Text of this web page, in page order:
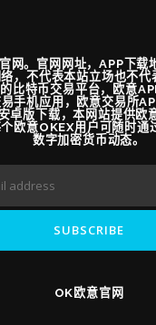
网。官网网址，APP下载
，不代表本站立场也不代
比特币交易平台，欧意
手机应用，欧意交易所
卓版下载，本网站提供欧
欧意OKEX用户可随时通
数字加密货币动态。
OK欧意官网